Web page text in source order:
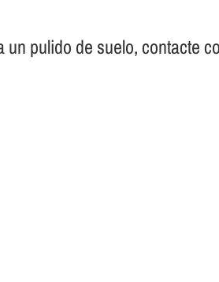
pulido de suelo, contacte